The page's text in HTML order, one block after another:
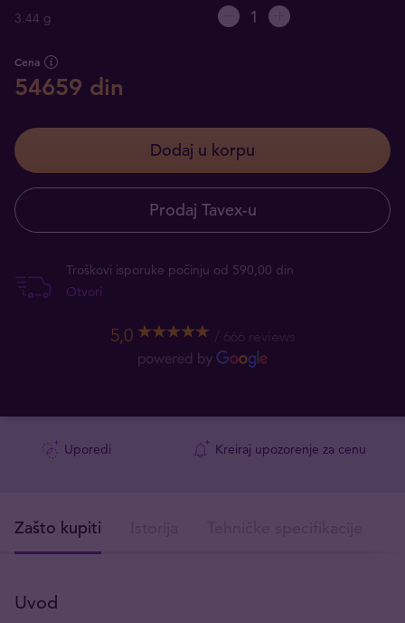
3.44 g
Cena
54659 din
Dodaj u korpu
Prodaj Tavex-u
Troškovi isporuke počinju od 590,00 din
Otvori
5,0 666 reviews
Uporedi Kreiraj upozorenje za cenu
Zašto kupiti
Uvod